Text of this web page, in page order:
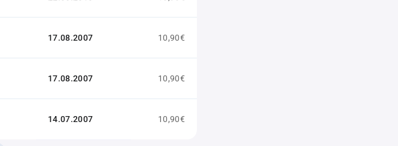
17.08.2007 10,90€
17.08.2007 10,90€
14.07.2007 10,90€